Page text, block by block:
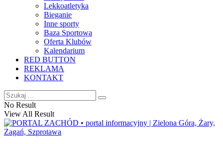
Lekkoatletyka
Bieganie
Inne sporty
Baza Sportowa
Oferta Klubów
Kalendarium
RED BUTTON
REKLAMA
KONTAKT
No Result
View All Result